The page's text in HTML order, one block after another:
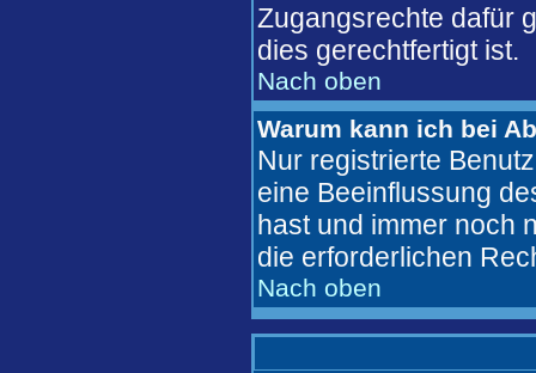
Zugangsrechte dafür
dies gerechtfertigt ist.
Nach oben
Warum kann ich bei
Nur registrierte
eine Beeinflussung
hast und immer noch
die erforderlichen
Nach oben